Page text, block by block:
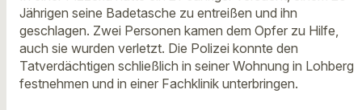
Jährigen seine Badetasche zu entreißen und ihn
geschlagen. Zwei Personen kamen dem Opfer zu Hilfe,
auch sie wurden verletzt. Die Polizei konnte den
Tatverdächtigen schließlich in seiner Wohnung in Lohberg
festnehmen und in einer Fachklinik unterbringen.